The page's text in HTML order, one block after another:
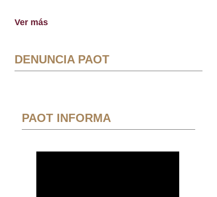
Ver más
DENUNCIA PAOT
PAOT INFORMA